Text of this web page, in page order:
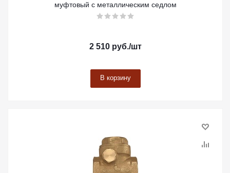
муфтовый с металлическим седлом
2 510 руб./шт
В корзину